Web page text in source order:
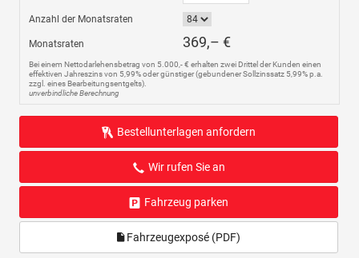
Anzahl der Monatsraten
Monatsraten 369,– €
Bei einem Nettodarlehensbetrag von 5.000,- € erhalten zwei Drittel der Kunden einen
effektiven Jahreszins von 5,99% oder günstiger (gebundener Sollzinssatz 5,99% p.a.
zzgl. eines Bearbeitungsentgelts).
unverbindliche Berechnung
Bestellunterlagen anfordern
Wir rufen Sie an
Fahrzeug parken
Fahrzeugexposé (PDF)